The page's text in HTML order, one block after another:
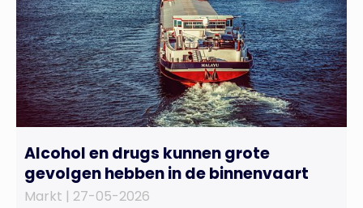
Alcohol en drugs kunnen grote
gevolgen hebben in de binnenvaart
Markt | 27-05-2026